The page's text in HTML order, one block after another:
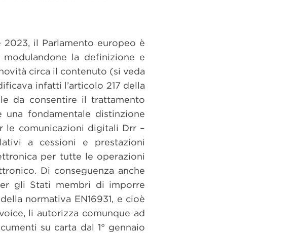
il Parlamento europeo è
la definizione e
circa il contenuto (si veda
infatti l’articolo 217 della
da consentire il trattamento
fondamentale distinzione
le comunicazioni digitali Drr –
a cessioni e prestazioni
per tutte le operazioni
Di conseguenza anche
gli Stati membri di imporre
normativa EN16931, e cioè
li autorizza comunque ad
su carta dal 1° gennaio